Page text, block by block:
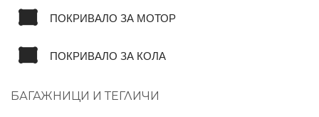
ПОКРИВАЛО ЗА МОТОР
ПОКРИВАЛО ЗА КОЛА
БАГАЖНИЦИ И ТЕГЛИЧИ